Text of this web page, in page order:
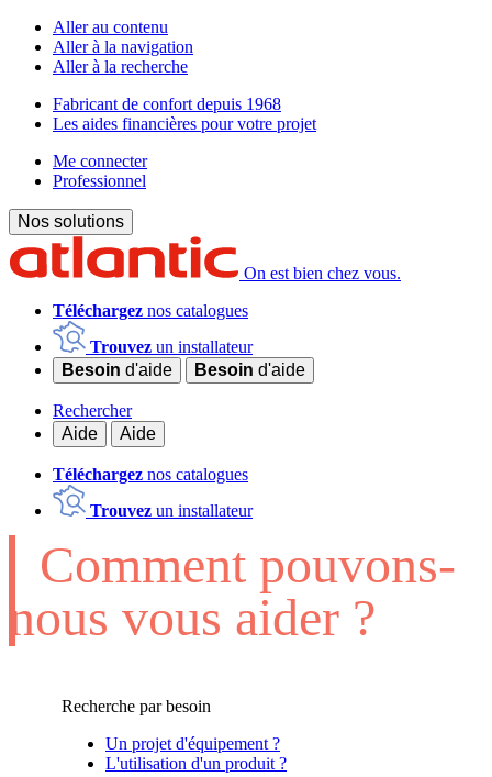
Aller au contenu
Aller à la navigation
Aller à la recherche
Fabricant de confort depuis 1968
Les aides financières pour votre projet
Me connecter
Professionnel
Nos solutions
On est bien chez vous.
Téléchargez nos catalogues
Trouvez un installateur
Besoin d'aide Besoin d'aide
Rechercher
Aide
Aide
Téléchargez nos catalogues
Trouvez un installateur
Comment pouvons-
nous vous aider ?
Recherche par besoin
Un projet d'équipement ?
L'utilisation d'un produit ?